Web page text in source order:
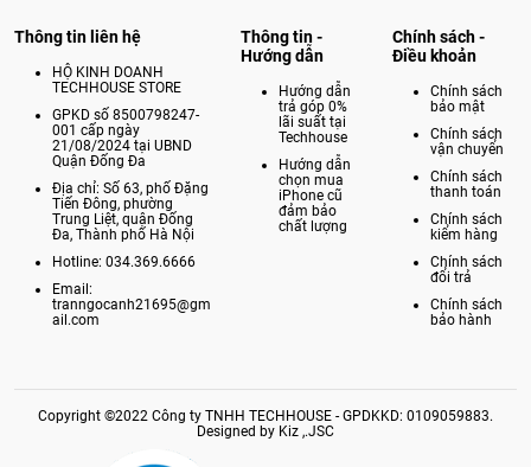
Thông tin liên hệ
HỘ KINH DOANH
TECHHOUSE STORE
GPKD số 8500798247-
001 cấp ngày
21/08/2024 tại UBND
Quận Đống Đa
Địa chỉ: Số 63, phố Đặng
Tiến Đông, phường
Trung Liệt, quận Đống
Đa, Thành phố Hà Nội
Hotline: 034.369.6666
Email:
tranngocanh21695@gm
ail.com
Thông tin -
Hướng dẫn
Hướng dẫn
trả góp 0%
lãi suất tại
Techhouse
Hướng dẫn
chọn mua
iPhone cũ
đảm bảo
chất lượng
Chính sách -
Điều khoản
Chính sách
bảo mật
Chính sách
vận chuyển
Chính sách
thanh toán
Chính sách
kiểm hàng
Chính sách
đổi trả
Chính sách
bảo hành
Copyright ©2022 Công ty TNHH TECHHOUSE - GPDKKD: 0109059883.
Designed by Kiz ,.JSC